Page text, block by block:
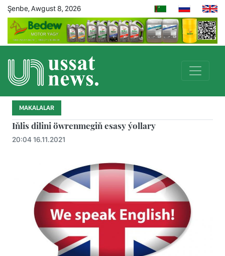
Şenbe, Awgust 8, 2026
MAKALALAR
Iňlis dilini öwrenmegiň esasy ýollary
20:04 16.11.2021